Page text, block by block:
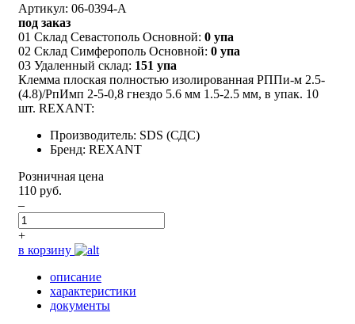
Артикул: 06-0394-A
под заказ
01 Склад Севастополь Основной: 0 упа
02 Склад Симферополь Основной: 0 упа
03 Удаленный склад: 151 упа
Клемма плоская полностью изолированная РППи-м 2.5-
(4.8)/РпИмп 2-5-0,8 гнездо 5.6 мм 1.5-2.5 мм, в упак. 10
шт. REXANT:
Производитель: SDS (СДС)
Бренд: REXANT
Розничная цена
110 руб.
–
+
в корзину
описание
характеристики
документы